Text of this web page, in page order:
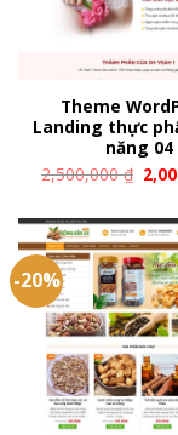
Theme
Landing thực
năng 04
2,500,000₫
-20%